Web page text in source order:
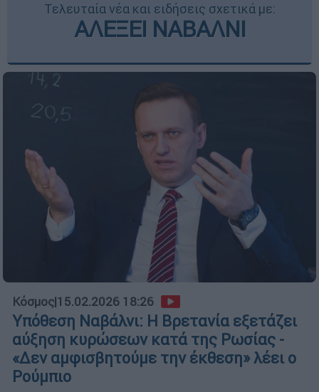
Τελευταία νέα και ειδήσεις σχετικά με:
ΑΛΕΞΕΙ ΝΑΒΑΛΝΙ
Κόσμος|15.02.2026 18:26
Υπόθεση Ναβάλνι: Η Βρετανία εξετάζει
αύξηση κυρώσεων κατά της Ρωσίας -
«Δεν αμφισβητούμε την έκθεση» λέει ο
Ρούμπιο